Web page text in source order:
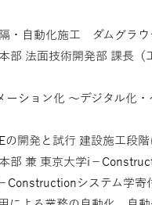
・自動化施工 ダムグラ
部 法面技術開発部 課長
ーション化 〜デジタル化
開発と試行 建設施工段
部 兼 東京大学i－
Constructionシステム学寄